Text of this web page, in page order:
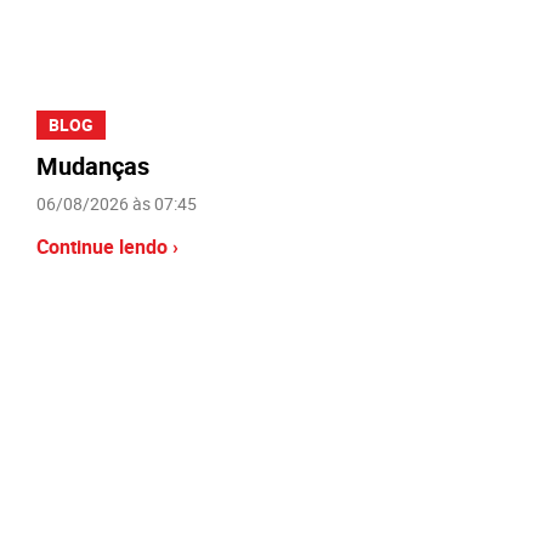
BLOG
Mudanças
06/08/2026 às 07:45
Continue lendo ›